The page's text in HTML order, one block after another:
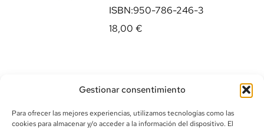
Gestionar consentimiento
Para ofrecer las mejores experiencias, utilizamos tecnologías como las
cookies para almacenar y/o acceder a la información del dispositivo. El
ISBN:950-786-246-3
18,00 €